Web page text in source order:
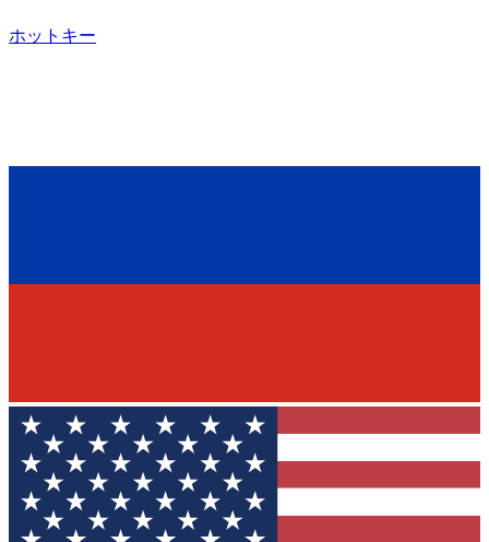
ホットキー